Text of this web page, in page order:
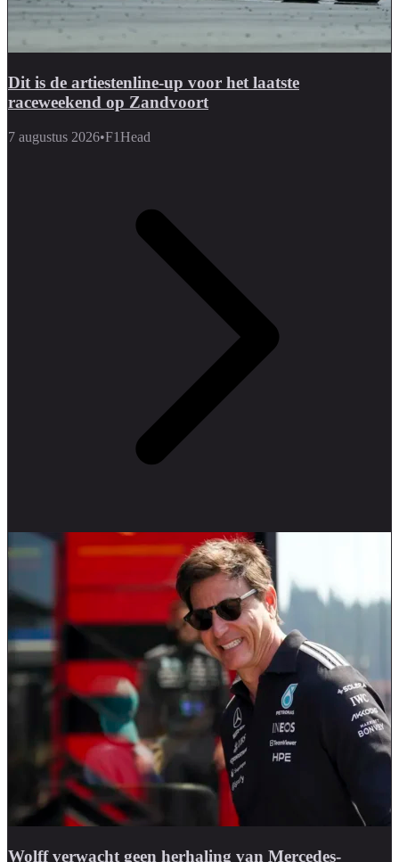
Dit is de artiestenline-up voor het laatste
raceweekend op Zandvoort
7 augustus 2026•F1Head
Wolff verwacht geen herhaling van Mercedes-